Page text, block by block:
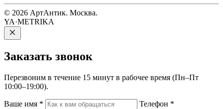
© 2026 АртАнтик. Москва.
YA·METRIKA
Заказать звонок
Перезвоним в течение 15 минут в рабочее время (Пн–Пт
10:00–19:00).
Ваше имя * Телефон *